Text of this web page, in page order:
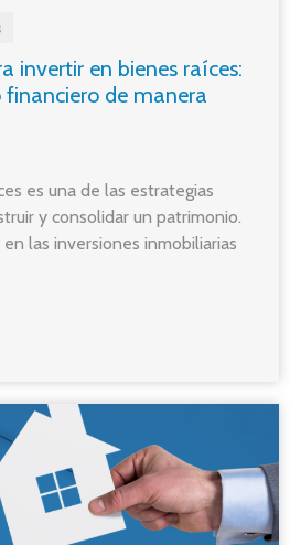
invertir en bienes raíces:
de manera
es una de las estrategias
y consolidar un patrimonio.
las inversiones inmobiliarias